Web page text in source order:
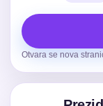
Otvara se nova